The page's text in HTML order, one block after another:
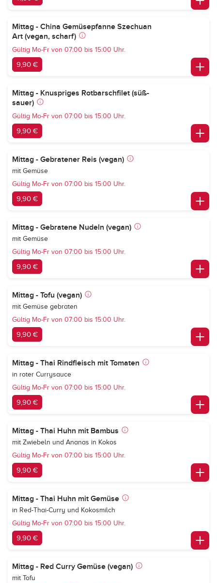
Mittag - China Gemüsepfanne Szechuan
Art (vegan, scharf)
Gültig Mo-Fr von 07:00 bis 15:00 Uhr.
9,90 €
Mittag - Knuspriges Rotbarschfilet (süß-
sauer)
Gültig Mo-Fr von 07:00 bis 15:00 Uhr.
9,90 €
Mittag - Gebratener Reis (vegan)
mit Gemüse
Gültig Mo-Fr von 07:00 bis 15:00 Uhr.
9,90 €
Mittag - Gebratene Nudeln (vegan)
mit Gemüse
Gültig Mo-Fr von 07:00 bis 15:00 Uhr.
9,90 €
Mittag - Tofu (vegan)
mit Gemüse gebraten
Gültig Mo-Fr von 07:00 bis 15:00 Uhr.
9,90 €
Mittag - Thai Rindfleisch mit Tomaten
in roter Currysauce
Gültig Mo-Fr von 07:00 bis 15:00 Uhr.
9,90 €
Mittag - Thai Huhn mit Bambus
mit Zwiebeln und Ananas in Kokos
Gültig Mo-Fr von 07:00 bis 15:00 Uhr.
9,90 €
Mittag - Thai Huhn mit Gemüse
in Red-Thai-Curry und Kokosmilch
Gültig Mo-Fr von 07:00 bis 15:00 Uhr.
9,90 €
Mittag - Red Curry Gemüse (vegan)
mit Tofu